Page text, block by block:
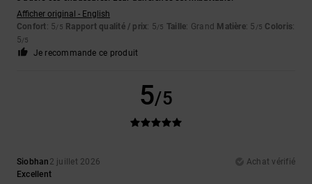
Afficher original - English
Confort: 5/5 Rapport qualité / prix: 5/5 Taille: Grand Matière: 5 /5 Coloris:
5/5
Je recommande ce produit
5/5
Siobhan 2 juillet 2026
Achat vérifié
Excellent